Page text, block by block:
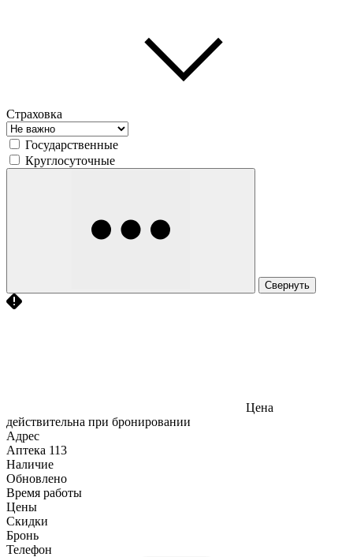
Страховка
Государственные
Круглосуточные
Свернуть
Цена
действительна при бронировании
Адрес
Аптека 113
Наличие
Обновлено
Время работы
Цены
Скидки
Бронь
Телефон